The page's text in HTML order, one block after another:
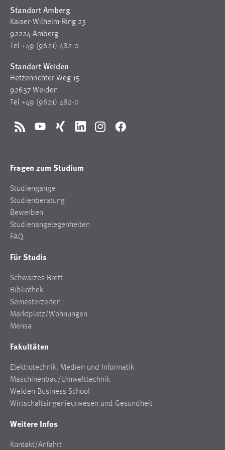
Standort Amberg
Kaiser-Wilhelm-Ring 23
92224 Amberg
Tel +49 (9621) 482-0
Standort Weiden
Hetzenrichter Weg 15
92637 Weiden
Tel +49 (9621) 482-0
RSS YouTubeXing LinkedInInstagramFacebook
Fragen zum Studium
Studiengänge
Studienberatung
Bewerben
Studienangelegenheiten
FAQ
Für Studis
Schwarzes Brett
Bibliothek
Semesterzeiten
Marktplatz/Wohnungen
Mensa
Fakultäten
Elektrotechnik, Medien und Informatik
Maschinenbau/Umwelttechnik
Weiden Business School
Wirtschaftsingenieurwesen und Gesundheit
Weitere Infos
Kontakt/Anfahrt
Zweck:
Dieser Cookie ist notwendig um sich an der Website
einloggen zu können.
Cookie Laufzeit:
STATISTIK
Diese Informationen helfen uns zu verstehen, wie
Matomo
Name:
_pk_ref, _pk_cvar, _pk_id, _pk_ses
Zweck:
Zugriffsstatistik
Max. 13 Monate
MARKETING
Marketing Cookies werden von Drittanbietern
hinweg verfolgen.
Google Ads
Name:
_gcl_au
Anbieter: